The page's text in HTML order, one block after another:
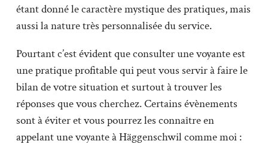
étant donné le caractère mystique des pratiques, mais
aussi la nature très personnalisée du service.
Pourtant c’est évident que consulter une voyante est
une pratique profitable qui peut vous servir à faire le
bilan de votre situation et surtout à trouver les
réponses que vous cherchez. Certains évènements
sont à éviter et vous pourrez les connaître en
appelant une voyante à Häggenschwil comme moi :